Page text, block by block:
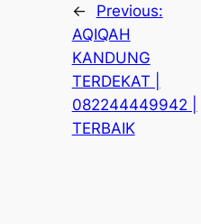
←
Previous:
AQIQAH
KANDUNG
TERDEKAT |
082244449942 |
TERBAIK